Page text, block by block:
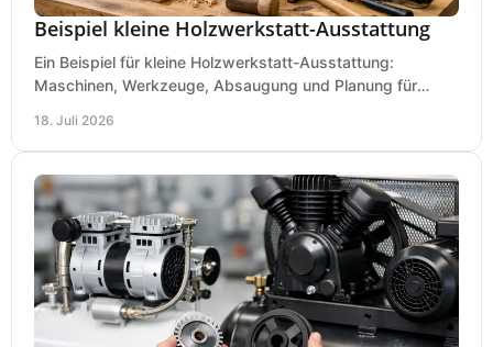
Beispiel kleine Holzwerkstatt-Ausstattung
Ein Beispiel für kleine Holzwerkstatt-Ausstattung:
Maschinen, Werkzeuge, Absaugung und Planung für
18. Juli 2026